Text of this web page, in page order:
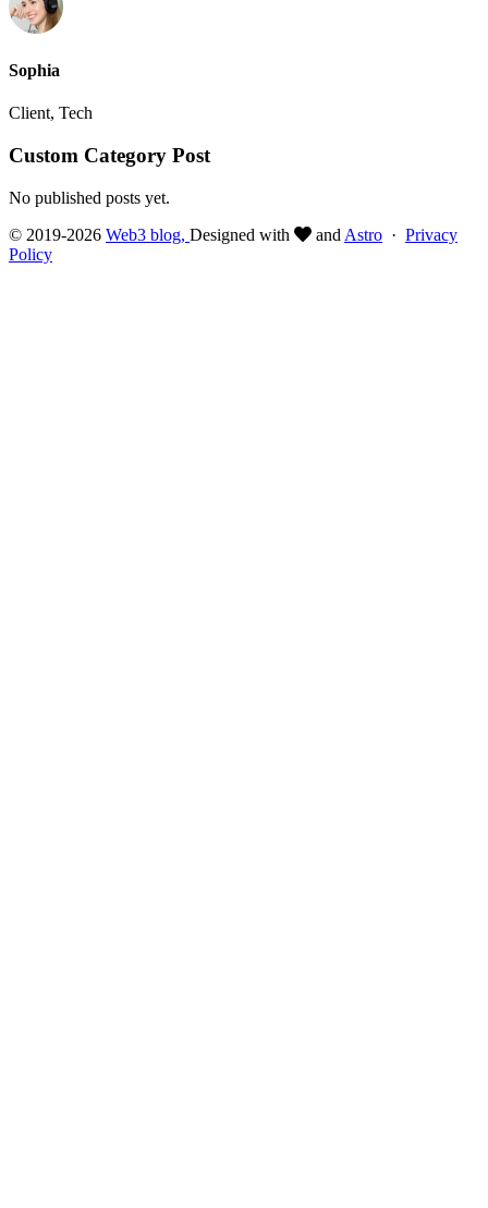
Sophia
Client, Tech
Custom Category Post
No published posts yet.
© 2019-2026 Web3 blog, Designed with and Astro · Privacy
Policy